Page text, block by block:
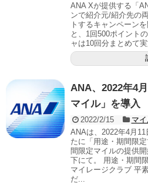
ANA Xが提供する「
ンで紹介元/紹介先の
トするキャンペーン
と、1回500ポイント
ャは10回分まとめて
ANA、2022年4
マイル」を導入
2022/2/15
マ
ANAは、2022年4月
たに「用途・期間限
間限定マイルの提供
下にて。 用途・期間
マイレージクラブ 平
だ...